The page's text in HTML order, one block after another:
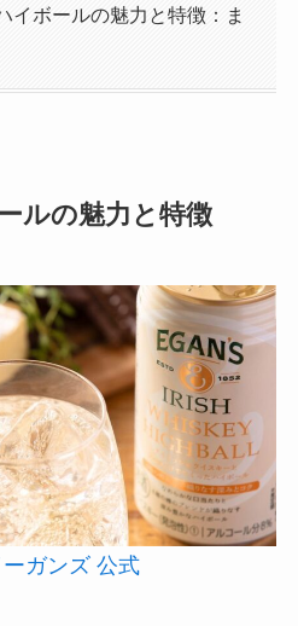
イボールの魅力と特徴：ま
ルの魅力と特徴
ーガンズ 公式